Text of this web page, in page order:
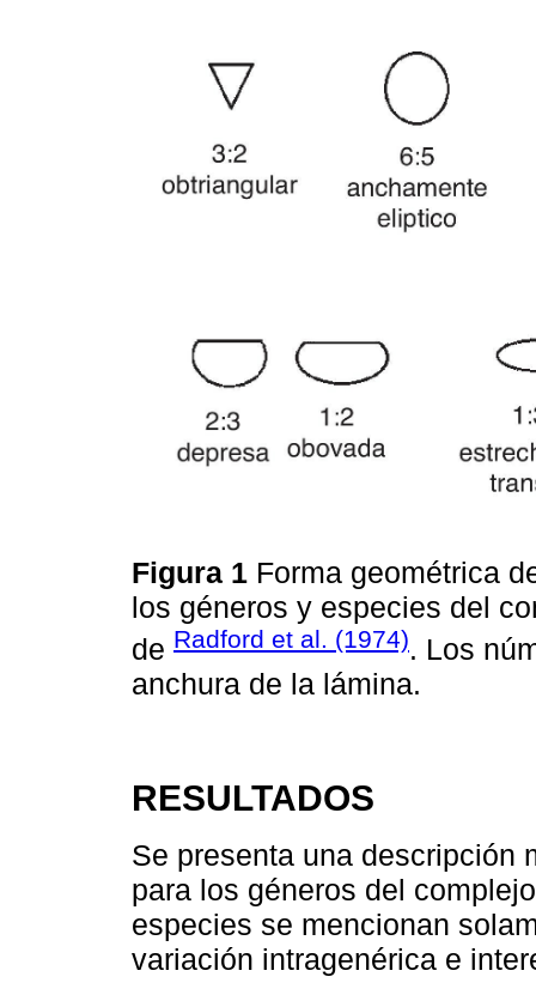
Figura 1 Forma geométrica
los géneros y especies del
de Radford et al. (1974). Los
anchura de la lámina.
RESULTADOS
Se presenta una descripción
para los géneros del
especies se mencionan
variación intragenérica e